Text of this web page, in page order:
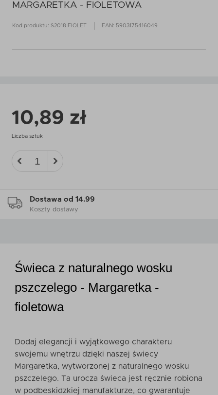
MARGARETKA - FIOLETOWA
Kod produktu: S2018 FIOLET EAN: 5903175416049
10,89 zł
Liczba sztuk
Dostawa od 14.99
Koszty dostawy
Świeca z naturalnego wosku
pszczelego - Margaretka -
fioletowa
Dodaj elegancji i wyjątkowego charakteru
swojemu wnętrzu dzięki naszej świecy
Margaretka, wytworzonej z naturalnego wosku
pszczelego. Ta urocza świeca jest ręcznie robiona
w podbeskidzkiej manufakturze, co gwarantuje